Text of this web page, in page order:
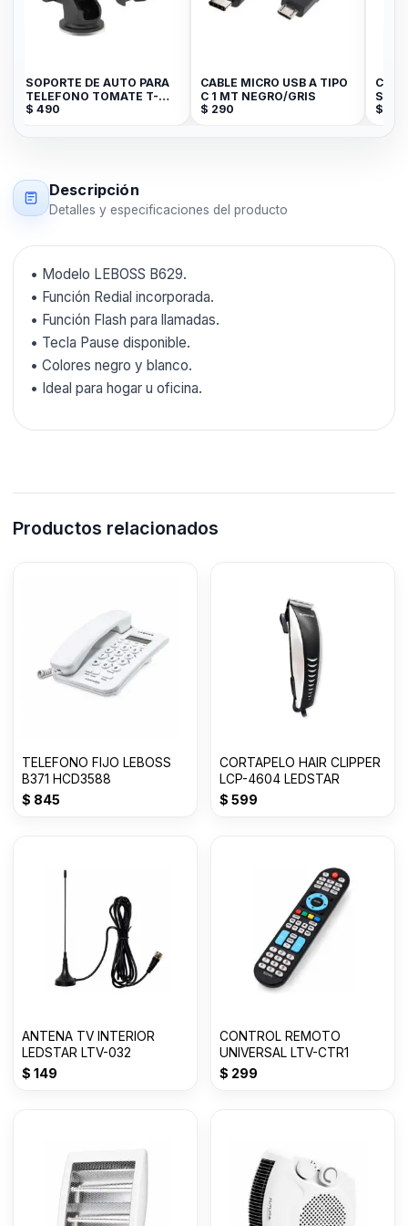
SOPORTE DE AUTO PARA
TELEFONO TOMATE T-
ST001
$ 490
CABLE MICRO USB A TIPO
C 1 MT NEGRO/GRIS
$ 290
$
Descripción
Detalles y especificaciones del producto
• Modelo LEBOSS B629.
• Función Redial incorporada.
• Función Flash para llamadas.
• Tecla Pause disponible.
• Colores negro y blanco.
• Ideal para hogar u oficina.
Productos relacionados
TELEFONO FIJO LEBOSS
B371 HCD3588
$ 845
CORTAPELO HAIR CLIPPER
LCP-4604 LEDSTAR
$ 599
ANTENA TV INTERIOR
LEDSTAR LTV-032
$ 149
CONTROL REMOTO
UNIVERSAL LTV-CTR1
$ 299